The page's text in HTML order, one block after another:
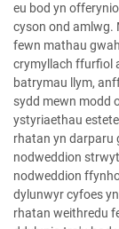
eu bod yn
cyson ond amlwg.
fewn mathau
crymyllach ffurfiol
batrymau llym,
sydd mewn modd
ystyriaethau
rhatan yn darparu
nodweddion
nodweddion
dylunwyr cyfoes
rhatan weithredu